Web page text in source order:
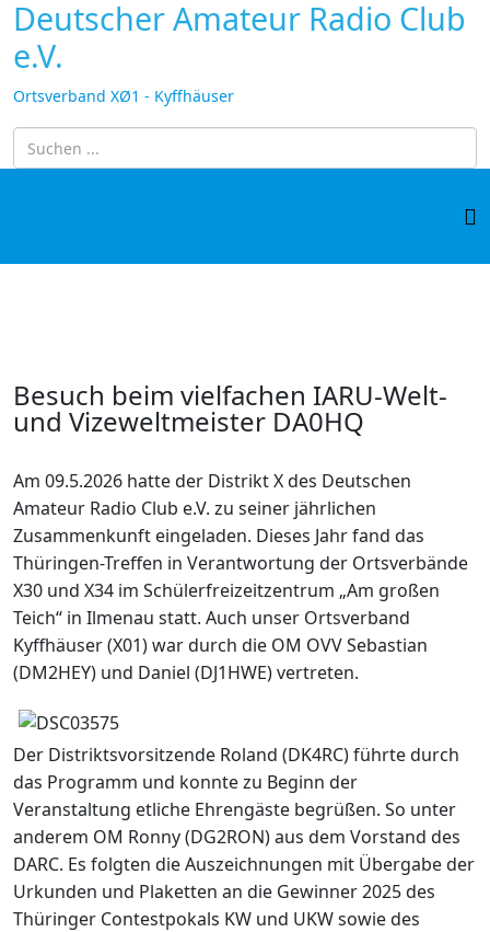
Deutscher Amateur Radio Club
e.V.
Ortsverband XØ1 - Kyffhäuser
Besuch beim vielfachen IARU-Welt-
und Vizeweltmeister DA0HQ
Am 09.5.2026 hatte der Distrikt X des Deutschen
Amateur Radio Club e.V. zu seiner jährlichen
Zusammenkunft eingeladen. Dieses Jahr fand das
Thüringen-Treffen in Verantwortung der Ortsverbände
X30 und X34 im Schülerfreizeitzentrum „Am großen
Teich“ in Ilmenau statt. Auch unser Ortsverband
Kyffhäuser (X01) war durch die OM OVV Sebastian
(DM2HEY) und Daniel (DJ1HWE) vertreten.
Der Distriktsvorsitzende Roland (DK4RC) führte durch
das Programm und konnte zu Beginn der
Veranstaltung etliche Ehrengäste begrüßen. So unter
anderem OM Ronny (DG2RON) aus dem Vorstand des
DARC. Es folgten die Auszeichnungen mit Übergabe der
Urkunden und Plaketten an die Gewinner 2025 des
Thüringer Contestpokals KW und UKW sowie des